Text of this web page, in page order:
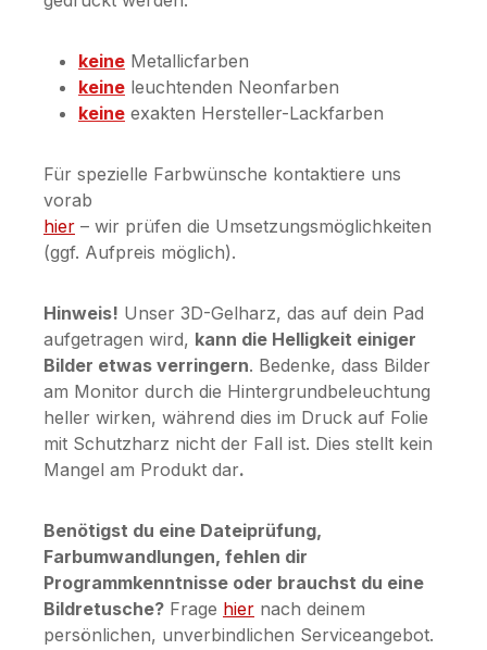
keine Metallicfarben
keine leuchtenden Neonfarben
keine exakten Hersteller-Lackfarben
Für spezielle Farbwünsche kontaktiere uns
vorab
hier – wir prüfen die Umsetzungsmöglichkeiten
(ggf. Aufpreis möglich).
Hinweis! Unser 3D-Gelharz, das auf dein Pad
aufgetragen wird, kann die Helligkeit einiger
Bilder etwas verringern. Bedenke, dass Bilder
am Monitor durch die Hintergrundbeleuchtung
heller wirken, während dies im Druck auf Folie
mit Schutzharz nicht der Fall ist. Dies stellt kein
Mangel am Produkt dar.
Benötigst du eine Dateiprüfung,
Farbumwandlungen, fehlen dir
Programmkenntnisse oder brauchst du eine
Bildretusche? Frage hier nach deinem
persönlichen, unverbindlichen Serviceangebot.